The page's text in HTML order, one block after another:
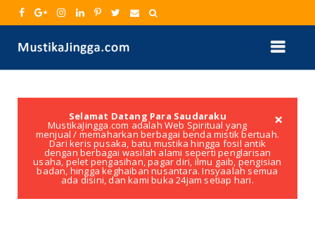
×
Selamat Datang Para Saudaraku
MustikaJingga.com adalah Web Spiritual yang
menjual / memaharkan berbagai benda mistik bertuah.
Dari keris pusaka, batu mustika hingga fosil antik
dengan berbagai wasilah alami seperti penglarisan
usaha, pelet pengasihan, pagar diri, ilmu gaib, pengisian
badan, hingga keghaiban nusantara. Insyaalah semua
ada disini, dan kami buka 24jam setiap hari.